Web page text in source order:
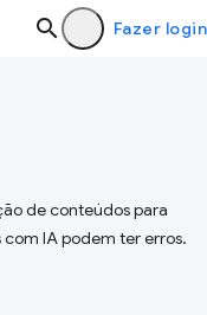
Fazer login
de conteúdos para
IA podem ter erros.